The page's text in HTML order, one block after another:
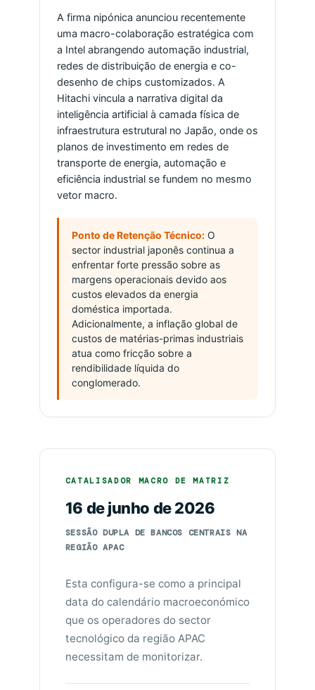
A firma nipónica anunciou recentemente
uma macro-colaboração estratégica com
a Intel abrangendo automação industrial,
redes de distribuição de energia e co-
desenho de chips customizados. A
Hitachi vincula a narrativa digital da
inteligência artificial à camada física de
infraestrutura estrutural no Japão, onde os
planos de investimento em redes de
transporte de energia, automação e
eficiência industrial se fundem no mesmo
vetor macro.
Ponto de Retenção Técnico:O
sector industrial japonês continua a
enfrentar forte pressão sobre as
margens operacionais devido aos
custos elevados da energia
doméstica importada.
Adicionalmente, a inflação global de
custos de matérias-primas industriais
atua como fricção sobre a
rendibilidade líquida do
conglomerado.
CATALISADOR MACRO DE MATRIZ
16 de junho de 2026
SESSÃO DUPLA DE BANCOS CENTRAIS NA
REGIÃO APAC
Esta configura-se como a principal
data do calendário macroeconómico
que os operadores do sector
tecnológico da região APAC
necessitam de monitorizar.